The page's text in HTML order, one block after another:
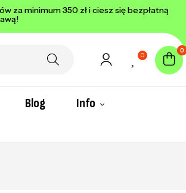
za minimum 350 zł i ciesz się bezpłatną
0
0
Blog
Info